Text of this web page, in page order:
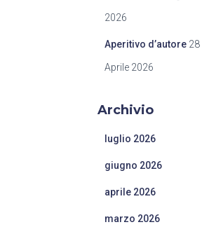
2026
Aperitivo d’autore 28
Aprile 2026
Archivio
luglio 2026
giugno 2026
aprile 2026
marzo 2026